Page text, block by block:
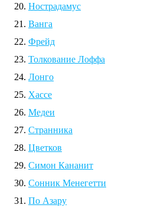
Нострадамус
Ванга
Фрейд
Толкование Лоффа
Лонго
Хассе
Медеи
Странника
Цветков
Симон Кананит
Сонник Менегетти
По Азару